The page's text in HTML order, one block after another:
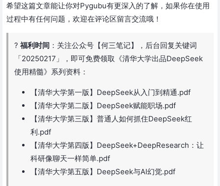
希望这篇文章能让你对Pygubu有更深入的了解，如果你在使用
过程中有任何问题，欢迎在评论区留言交流哦！
? 福利时间 ：关注公众号【何三笔记】，后台回复关键词
「20250217」，即可免费领取《清华大学出品DeepSeek
使用精髓》系列资料：
【清华大学第一版】DeepSeek从入门到精通.pdf
【清华大学第二版】DeepSeek赋能职场.pdf
【清华大学第三版】普通人如何抓住DeepSeek红
利.pdf
【清华大学第四版】DeepSeek+DeepResearch：让
科研像聊天一样简单.pdf
【清华大学第五版】DeepSeek与AI幻觉.pdf